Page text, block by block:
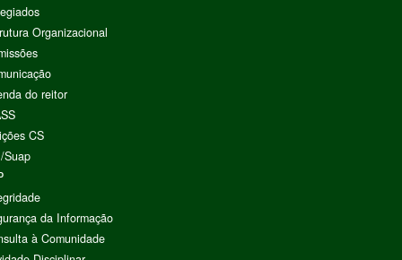
Organizacional
do reitor
CS
Suap
da Informação
à Comunidade